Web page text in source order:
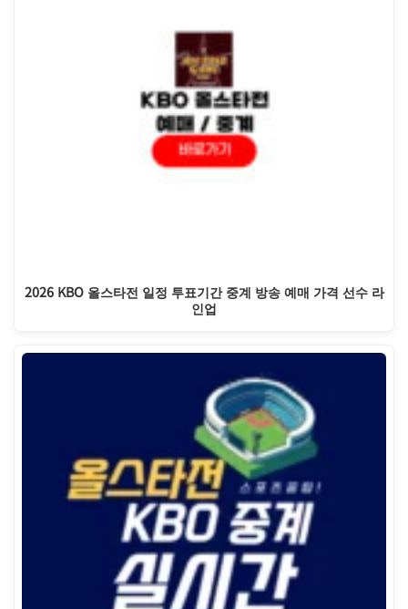
2026 KBO 올스타전 일정 투표기간 중계 방송 예매 가격 선수 라
인업